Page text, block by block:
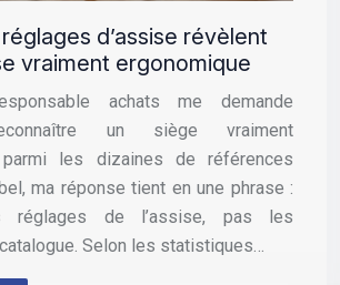
d’assise révèlent
vraiment ergonomique
achats me demande
un siège vraiment
parmi les dizaines de références
ma réponse tient en une phrase :
réglages de l’assise, pas les
Selon les statistiques…